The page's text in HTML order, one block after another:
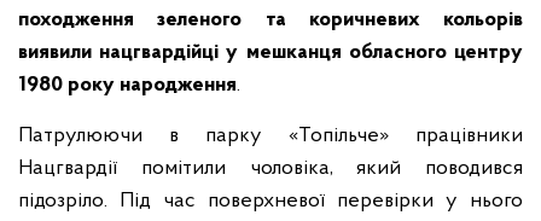
походження зеленого та коричневих кольорів
виявили нацгвардійці у мешканця обласного центру
1980 року народження.
Патрулюючи в парку «Топільче» працівники
Нацгвардії помітили чоловіка, який поводився
підозріло. Під час поверхневої перевірки у нього